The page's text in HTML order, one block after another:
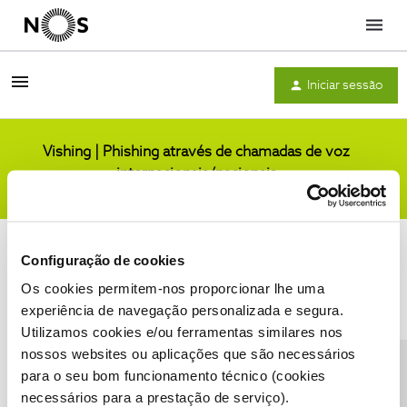
Configuração de cookies
Os cookies permitem-nos proporcionar lhe uma
experiência de navegação personalizada e segura.
Utilizamos cookies e/ou ferramentas similares nos
nossos websites ou aplicações que são necessários
para o seu bom funcionamento técnico (cookies
necessários para a prestação de serviço).
Menu
Iniciar sessão
Vishing | Phishing através de chamadas de voz
internacionais/nacionais
Condições do Fórum NOS Accessibility statement